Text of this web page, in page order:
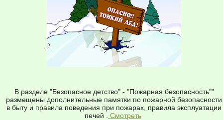
В разделе "Безопасное детство" - "Пожарная безопасность""
размещены дополнительные памятки по пожарной безопасности
в быту и правила поведения при пожарах, правила эксплуатации
печей .
Смотреть